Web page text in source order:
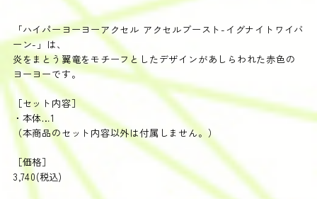
「ハイパーヨーヨーアクセル アクセルブースト-イグナイトワイバ
ーン-」は、
炎をまとう翼竜をモチーフ​ としたデザインがあしらわれた赤色の
ヨーヨーです。
［セット内容］
・本体…1
（本商品のセット内容以外は付属しません。）
［価格］
3,740(税込)